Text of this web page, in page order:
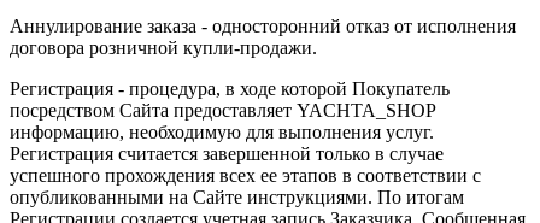
Аннулирование заказа - односторонний отказ от исполнения
договора розничной купли-продажи.
Регистрация - процедура, в ходе которой Покупатель
посредством Сайта предоставляет YACHTA_SHOP
информацию, необходимую для выполнения услуг.
Регистрация считается завершенной только в случае
успешного прохождения всех ее этапов в соответствии с
опубликованными на Сайте инструкциями. По итогам
Регистрации создается учетная запись Заказчика. Сообщенная